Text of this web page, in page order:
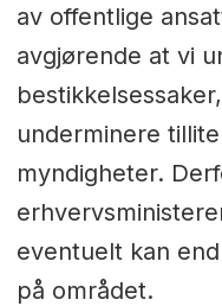
av offentlige
avgjørende at vi
underminere
myndigheter.
eventuelt kan
på området.